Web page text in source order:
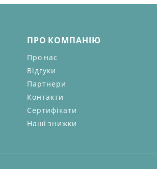
ПРО КОМПАНІЮ
Про нас
Відгуки
Партнери
Контакти
Сертифікати
Наші знижки